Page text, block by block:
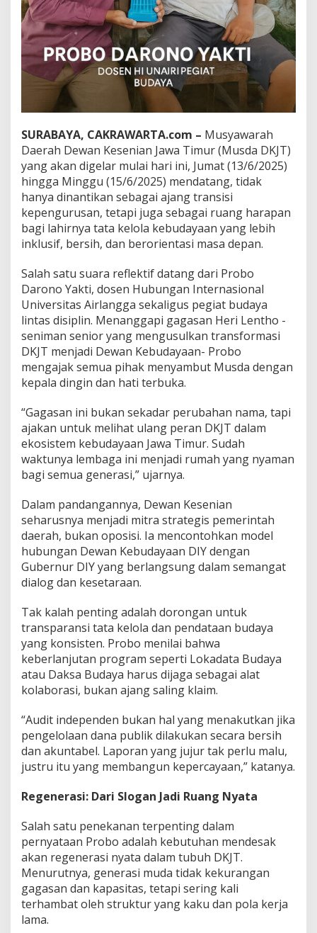
r
a
s
i
B
a
r
u
B
u
d
a
y
a
SURABAYA, CAKRAWARTA.com – Musyawarah
Daerah Dewan Kesenian Jawa Timur (Musda DKJT)
yang akan digelar mulai hari ini, Jumat (13/6/2025)
hingga Minggu (15/6/2025) mendatang, tidak
hanya dinantikan sebagai ajang transisi
kepengurusan, tetapi juga sebagai ruang harapan
bagi lahirnya tata kelola kebudayaan yang lebih
inklusif, bersih, dan berorientasi masa depan.
Salah satu suara reflektif datang dari Probo
Darono Yakti, dosen Hubungan Internasional
Universitas Airlangga sekaligus pegiat budaya
lintas disiplin. Menanggapi gagasan Heri Lentho -
seniman senior yang mengusulkan transformasi
DKJT menjadi Dewan Kebudayaan- Probo
mengajak semua pihak menyambut Musda dengan
kepala dingin dan hati terbuka.
“Gagasan ini bukan sekadar perubahan nama, tapi
ajakan untuk melihat ulang peran DKJT dalam
ekosistem kebudayaan Jawa Timur. Sudah
waktunya lembaga ini menjadi rumah yang nyaman
bagi semua generasi,” ujarnya.
Dalam pandangannya, Dewan Kesenian
seharusnya menjadi mitra strategis pemerintah
daerah, bukan oposisi. Ia mencontohkan model
hubungan Dewan Kebudayaan DIY dengan
Gubernur DIY yang berlangsung dalam semangat
dialog dan kesetaraan.
Tak kalah penting adalah dorongan untuk
transparansi tata kelola dan pendataan budaya
yang konsisten. Probo menilai bahwa
keberlanjutan program seperti Lokadata Budaya
atau Daksa Budaya harus dijaga sebagai alat
kolaborasi, bukan ajang saling klaim.
“Audit independen bukan hal yang menakutkan jika
pengelolaan dana publik dilakukan secara bersih
dan akuntabel. Laporan yang jujur tak perlu malu,
justru itu yang membangun kepercayaan,” katanya.
Regenerasi: Dari Slogan Jadi Ruang Nyata
Salah satu penekanan terpenting dalam
pernyataan Probo adalah kebutuhan mendesak
akan regenerasi nyata dalam tubuh DKJT.
Menurutnya, generasi muda tidak kekurangan
gagasan dan kapasitas, tetapi sering kali
terhambat oleh struktur yang kaku dan pola kerja
lama.